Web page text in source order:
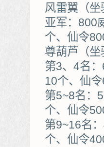
风雷翼（
亚军：800
个、仙令
尊葫芦（坐
第3、4名
10个、仙
第5~8名：
个、仙令
第9~16名
个、仙令